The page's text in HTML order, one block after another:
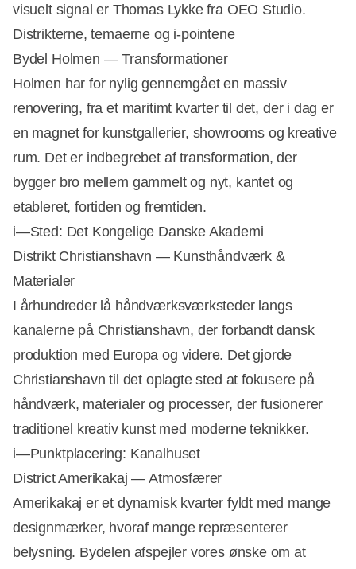
visuelt signal er Thomas Lykke fra OEO Studio.
Distrikterne, temaerne og i-pointene
Bydel Holmen — Transformationer
Holmen har for nylig gennemgået en massiv
renovering, fra et maritimt kvarter til det, der i dag er
en magnet for kunstgallerier, showrooms og kreative
rum. Det er indbegrebet af transformation, der
bygger bro mellem gammelt og nyt, kantet og
etableret, fortiden og fremtiden.
i—Sted: Det Kongelige Danske Akademi
Distrikt Christianshavn — Kunsthåndværk &
Materialer
I århundreder lå håndværksværksteder langs
kanalerne på Christianshavn, der forbandt dansk
produktion med Europa og videre. Det gjorde
Christianshavn til det oplagte sted at fokusere på
håndværk, materialer og processer, der fusionerer
traditionel kreativ kunst med moderne teknikker.
i—Punktplacering: Kanalhuset
District Amerikakaj — Atmosfærer
Amerikakaj er et dynamisk kvarter fyldt med mange
designmærker, hvoraf mange repræsenterer
belysning. Bydelen afspejler vores ønske om at